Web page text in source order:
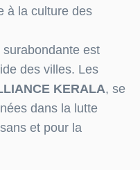
à la culture des
est
des villes. Les
KERALA, se
dans la lutte
et pour la